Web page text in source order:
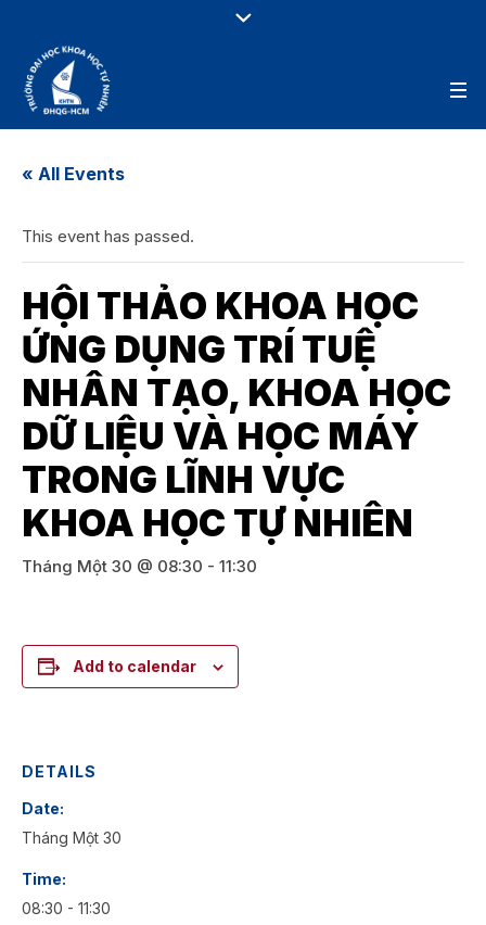
« All Events
This event has passed.
HỘI THẢO KHOA HỌC
ỨNG DỤNG TRÍ TUỆ
NHÂN TẠO, KHOA HỌC
DỮ LIỆU VÀ HỌC MÁY
TRONG LĨNH VỰC
KHOA HỌC TỰ NHIÊN
Tháng Một 30 @ 08:30 - 11:30
Add to calendar
DETAILS
Date:
Tháng Một 30
Time:
08:30 - 11:30